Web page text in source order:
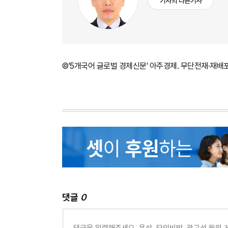
©'5개국어 글로벌 경제신문' 아주경제. 무단전재·재배
댓글 0